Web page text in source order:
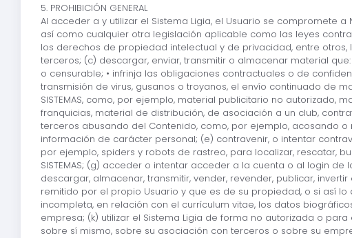
5. PROHIBICIÓN GENERAL
Al acceder a y utilizar el Sistema Ligia, el Usuario se compromete
así como cualquier otra legislación aplicable como las leyes
los derechos de propiedad intelectual y de privacidad, entre
terceros; (c) descargar, enviar, transmitir o almacenar material
o censurable; • infrinja las obligaciones contractuales o de
transmisión de virus, gusanos o troyanos, el envío continuado de
SISTEMAS, como, por ejemplo, material publicitario no autorizado,
franquicias, material de distribución, de asociación a un club,
terceros abusando del Contenido, como, por ejemplo, acosando
información de carácter personal; (e) contravenir, o intentar
por ejemplo, spiders y robots de rastreo, para localizar, rescatar,
SISTEMAS; (g) acceder o intentar acceder a la cuenta o al login
descargar, almacenar, transmitir, vender, revender, publicar,
remitido por el propio Usuario y que es de su propiedad, o si así
incompleta, en relación con el currículum vitae, los datos
empresa; (k) utilizar el Sistema Ligia de forma no autorizada o
sobre sí mismo, sobre su asociación con terceros o sobre su